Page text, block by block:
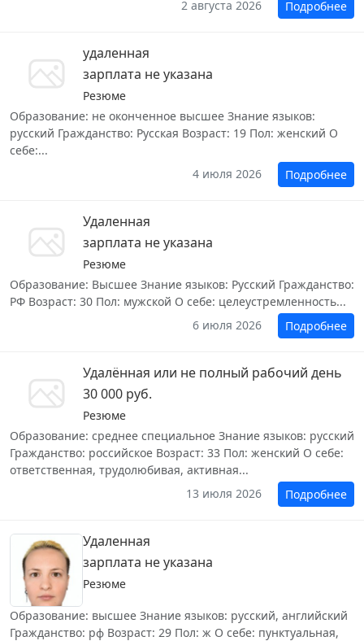
2 августа 2026
Подробнее
удаленная
зарплата не указана
Резюме
Образование: не оконченное высшее Знание языков:
русский Гражданство: Русская Возраст: 19 Пол: женский О
себе:...
4 июля 2026
Подробнее
Удаленная
зарплата не указана
Резюме
Образование: Высшее Знание языков: Русский Гражданство:
РФ Возраст: 30 Пол: мужской О себе: целеустремленность...
6 июля 2026
Подробнее
Удалённая или не полный рабочий день
30 000 руб.
Резюме
Образование: среднее специальное Знание языков: русский
Гражданство: российское Возраст: 33 Пол: женский О себе:
ответственная, трудолюбивая, активная...
13 июля 2026
Подробнее
Удаленная
зарплата не указана
Резюме
Образование: высшее Знание языков: русский, английский
Гражданство: рф Возраст: 29 Пол: ж О себе: пунктуальная,